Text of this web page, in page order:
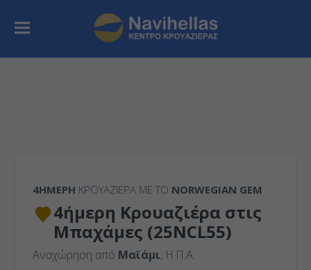
4ΉΜΕΡΗ ΚΡΟΥΑΖΙΕΡΑ ΜΕ ΤΟ NORWEGIAN GEM
4ήμερη Κρουαζιέρα στις
Μπαχάμες (25NCL55)
Αναχώρηση από Μαϊάμι, Η.Π.Α.